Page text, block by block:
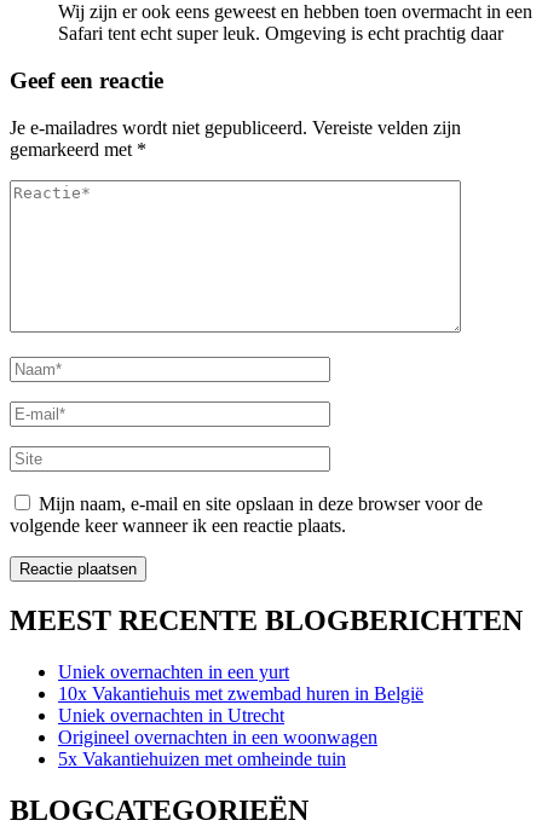
Wij zijn er ook eens geweest en hebben toen overmacht in een
Safari tent echt super leuk. Omgeving is echt prachtig daar
Geef een reactie
Je e-mailadres wordt niet gepubliceerd. Vereiste velden zijn
gemarkeerd met *
Reactie*
Naam*
E-
mail*
Site
Mijn naam, e-mail en site opslaan in deze browser voor de
volgende keer wanneer ik een reactie plaats.
MEEST RECENTE BLOGBERICHTEN
Uniek overnachten in een yurt
10x Vakantiehuis met zwembad huren in België
Uniek overnachten in Utrecht
Origineel overnachten in een woonwagen
5x Vakantiehuizen met omheinde tuin
BLOGCATEGORIEËN